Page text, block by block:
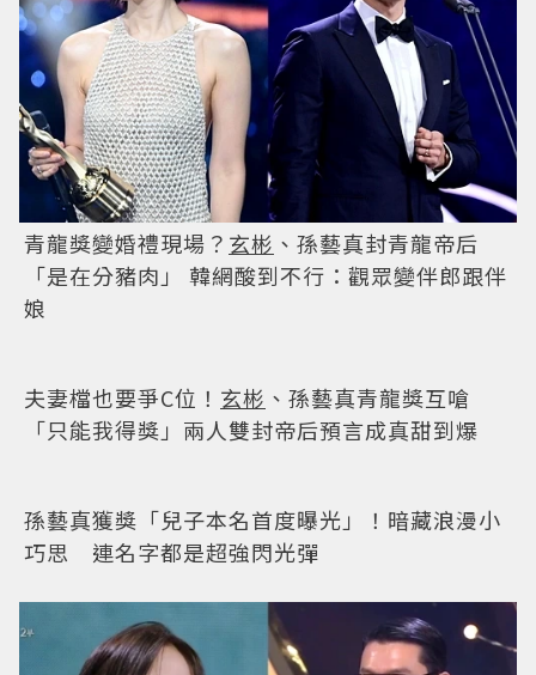
青龍獎變婚禮現場？ 玄彬 、孫藝真封青龍帝后
「是在分豬肉」 韓網酸到不行：觀眾變伴郎跟伴
娘